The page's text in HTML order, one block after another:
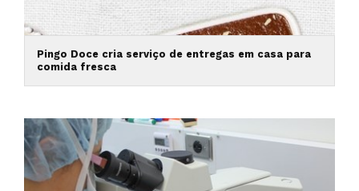
Pingo Doce cria serviço de entregas em casa para
comida fresca